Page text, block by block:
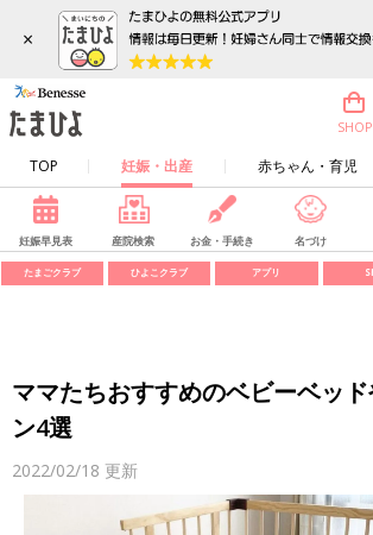
×
TOP 妊娠・出産 赤ちゃん・育児
SHOP
妊娠早見表 産院検索 お金・手続き 名づけ
たまごクラブ ひよこクラブ アプリ
ママたちおすすめのベビーベッ
ン4選
2022/02/18 更新